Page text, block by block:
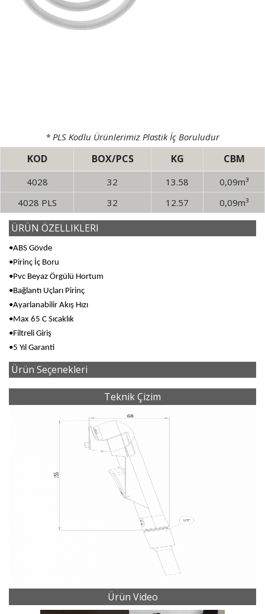
* PLS Kodlu Ürünlerimiz Plastik İç Boruludur
KOD BOX/PCS KG CBM
4028 32 13.58
0,09m³
4028 PLS
32 12.57 0,09m³
ÜRÜN ÖZELLIKLERI
•ABS Gövde
•Pirinç İç Boru
•Pvc Beyaz Örgülü Hortum
•Bağlantı Uçları Pirinç
•Ayarlanabilir Akış Hızı
•Max 65 C Sıcaklık
•Filtreli Giriş
•5 Yıl Garanti
Ürün Seçenekleri
Teknik Çizim
Ürün Video